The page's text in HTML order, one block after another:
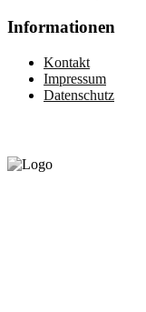
Informationen
Kontakt
Impressum
Datenschutz